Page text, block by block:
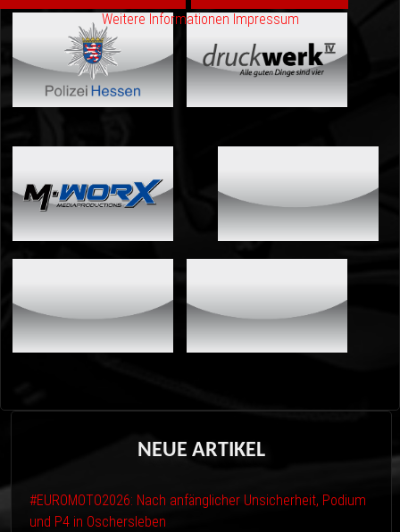
NEUE ARTIKEL
#EUROMOTO2026: Nach anfänglicher Unsicherheit, Podium
und P4 in Oschersleben
Weitere Informationen Impressum